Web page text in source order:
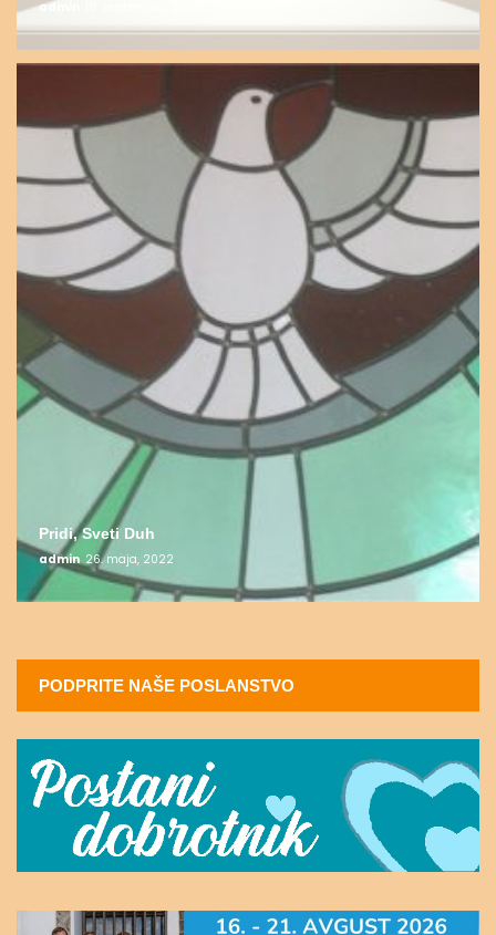
admin
Pridi, Sveti Duh
admin 26. maja, 2022
PODPRITE NAŠE POSLANSTVO